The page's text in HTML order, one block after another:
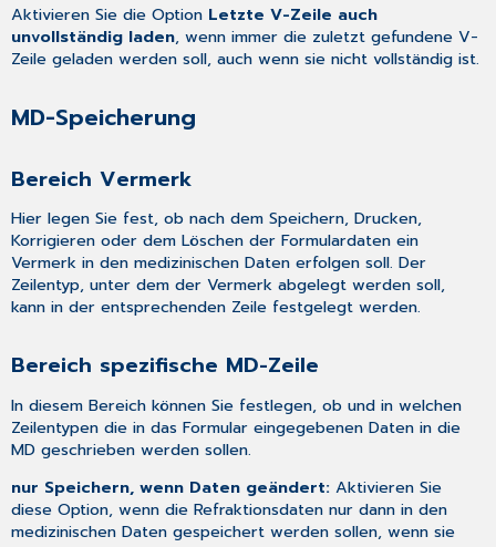
Aktivieren Sie die Option Letzte V-Zeile auch
unvollständig laden, wenn immer die zuletzt gefundene V-
Zeile geladen werden soll, auch wenn sie nicht vollständig ist.
MD-Speicherung
Bereich Vermerk
Hier legen Sie fest, ob nach dem Speichern, Drucken,
Korrigieren oder dem Löschen der Formulardaten ein
Vermerk in den medizinischen Daten erfolgen soll. Der
Zeilentyp, unter dem der Vermerk abgelegt werden soll,
kann in der entsprechenden Zeile festgelegt werden.
Bereich spezifische MD-Zeile
In diesem Bereich können Sie festlegen, ob und in welchen
Zeilentypen die in das Formular eingegebenen Daten in die
MD geschrieben werden sollen.
nur Speichern, wenn Daten geändert: Aktivieren Sie
diese Option, wenn die Refraktionsdaten nur dann in den
medizinischen Daten gespeichert werden sollen, wenn sie